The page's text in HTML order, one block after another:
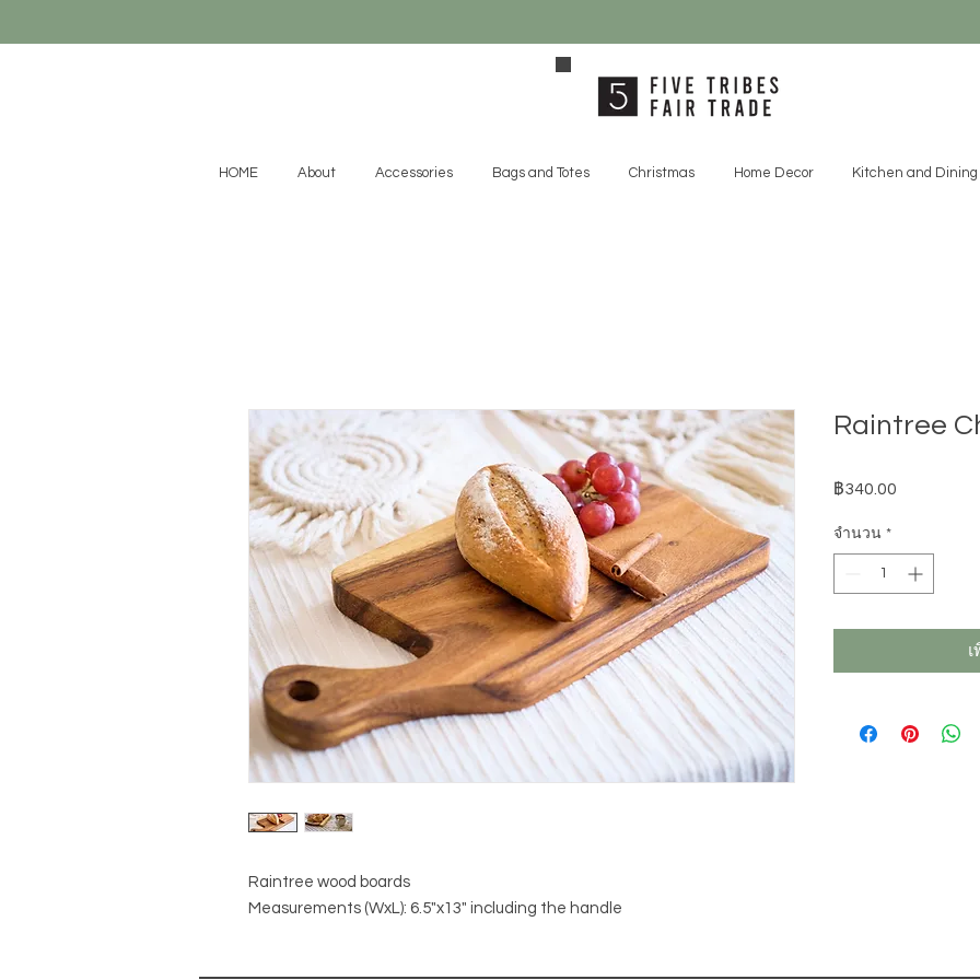
HOME About Accessories Bags and Totes Christmas Home Decor Kitchen and Dining
Raintree wood boards
Measurements (WxL): 6.5"x13" including the handle
Raintree
฿340.00
จำนวน *